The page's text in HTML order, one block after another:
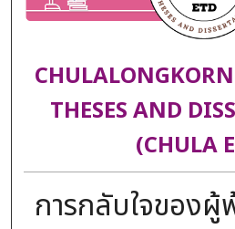
THESES AND
(CHULA
การกลับใจของ